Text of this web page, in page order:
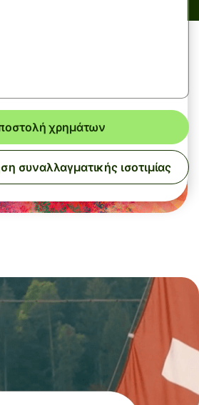
χρημάτων
συναλλαγματικής ισοτιμίας